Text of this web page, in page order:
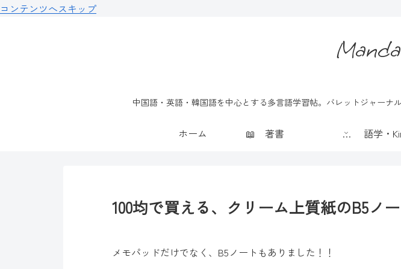
コンテンツへスキップ
中国語・英語・韓国語を中心とする多言語学習帖。バレットジャーナ
ホーム 📖 著書 語学・
100均で買える、クリーム上質紙のB5ノー
メモパッドだけでなく、B5ノートもありました！！